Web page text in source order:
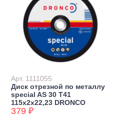
Арт. 1111055
Диск отрезной по металлу
special AS 30 T41
115х2х22,23 DRONCO
379 ₽